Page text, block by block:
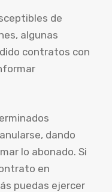
de
algunas
contratos con
dando
lo abonado. Si
en
puedas ejercer